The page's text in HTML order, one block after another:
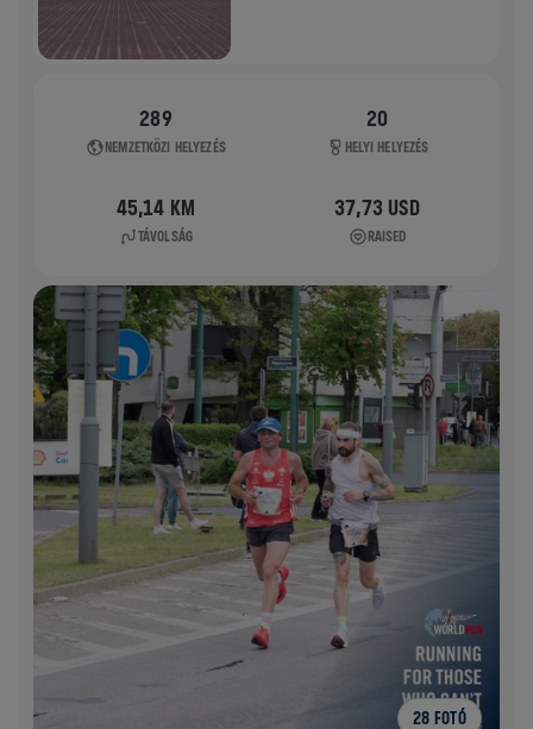
289
NEMZETKÖZI HELYEZÉS
20
HELYI HELYEZÉS
45,14 KM
TÁVOLSÁG
37,73 USD
RAISED
28 FOTÓ